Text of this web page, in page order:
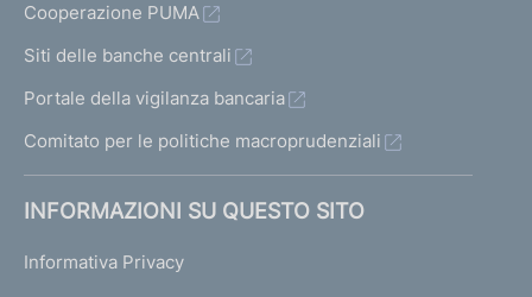
Cooperazione PUMA
Siti delle banche centrali
Portale della vigilanza bancaria
Comitato per le politiche macroprudenziali
INFORMAZIONI SU QUESTO SITO
Informativa Privacy